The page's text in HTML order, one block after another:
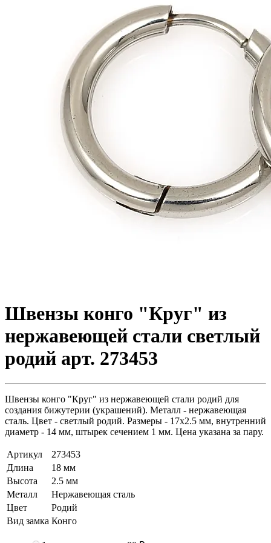
Швензы конго "Круг" из
нержавеющей стали светлый
родий арт. 273453
Швензы конго "Круг" из нержавеющей стали родий для
создания бижутерии (украшений). Металл - нержавеющая
сталь. Цвет - светлый родий. Размеры - 17х2.5 мм, внутренний
диаметр - 14 мм, штырек сечением 1 мм. Цена указана за пару.
Артикул
273453
Длина
18 мм
Высота
2.5 мм
Металл
Нержавеющая сталь
Цвет
Родий
Вид замка Конго